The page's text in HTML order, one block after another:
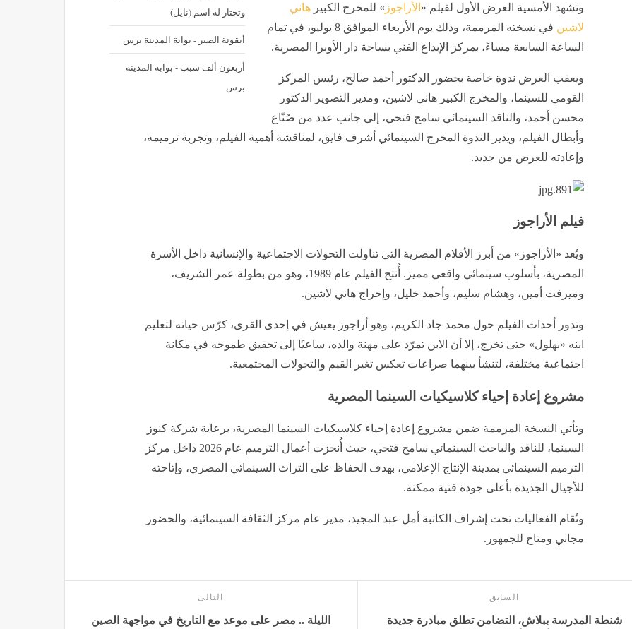
وتختار له اسم (نايل)
أيقونة الصبر - بوابة المدينة برس
أربعون ألف سبب - بوابة المدينة
برس
وتشهد الأمسية العرض الأول لفيلم « الأراجوز » للمخرج الكبيرهاني
لاشين
في نسخته المرممة، وذلك يوم الأربعاء الموافق 8 يوليو، في تمام
الساعة السابعة مساءً، بمركز الإبداع الفني بساحة دار الأوبرا المصرية.
ويعقب العرض ندوة خاصة بحضور الدكتور أحمد صالح، رئيس المركز
القومي للسينما، والمخرج الكبير هاني لاشين، ومدير التصوير الدكتور
محسن أحمد، والناقد السينمائي سامح فتحي، إلى جانب عدد من صُنّاع
وأبطال الفيلم، ويدير الندوة المخرج السينمائي أشرف فايق، لمناقشة أهمية الفيلم، وتجربة ترميمه،
وإعادته للعرض من جديد.
فيلم الأراجوز
ويُعد «الأراجوز» من أبرز الأفلام المصرية التي تناولت التحولات الاجتماعية والإنسانية داخل الأسرة
المصرية، بأسلوب سينمائي واقعي مميز. أُنتج الفيلم عام 1989، وهو من بطولة عمر الشريف،
وميرفت أمين، وهشام سليم، وأحمد خليل، وإخراج هاني لاشين.
وتدور أحداث الفيلم حول محمد جاد الكريم، وهو أراجوز يعيش في إحدى القرى، كرّس حياته لتعليم
ابنه «بهلول» حتى تخرج، إلا أن الابن تمرّد على مهنة والده، ساعيًا إلى تحقيق طموحه في مكانة
اجتماعية مختلفة، لتنشأ بينهما صراعات تعكس تغير القيم والتحولات المجتمعية.
مشروع إعادة إحياء كلاسيكيات السينما المصرية
وتأتي النسخة المرممة ضمن مشروع إعادة إحياء كلاسيكيات السينما المصرية، برعاية شركة كنوز
السينما، للناقد والباحث السينمائي سامح فتحي، حيث أُنجزت أعمال الترميم عام 2026 داخل مركز
الترميم السينمائي بمدينة الإنتاج الإعلامي، بهدف الحفاظ على التراث السينمائي المصري، وإتاحته
للأجيال الجديدة بأعلى جودة فنية ممكنة.
وتُقام الفعاليات تحت إشراف الكاتبة أمل عبد المجيد، مدير عام مركز الثقافة السينمائية، والحضور
مجاني ومتاح للجمهور.
السابق
شنطة المدرسة ببلاش، التضامن تطلق مبادرة جديدة
التالى
الليلة .. مصر على موعد مع التاريخ في مواجهة الصين